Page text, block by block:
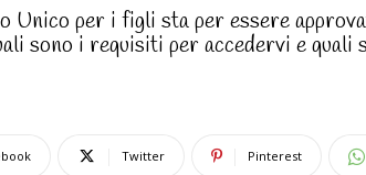
Unico per i figli sta per essere
sono i requisiti per accedervi e quali
Twitter Pinterest